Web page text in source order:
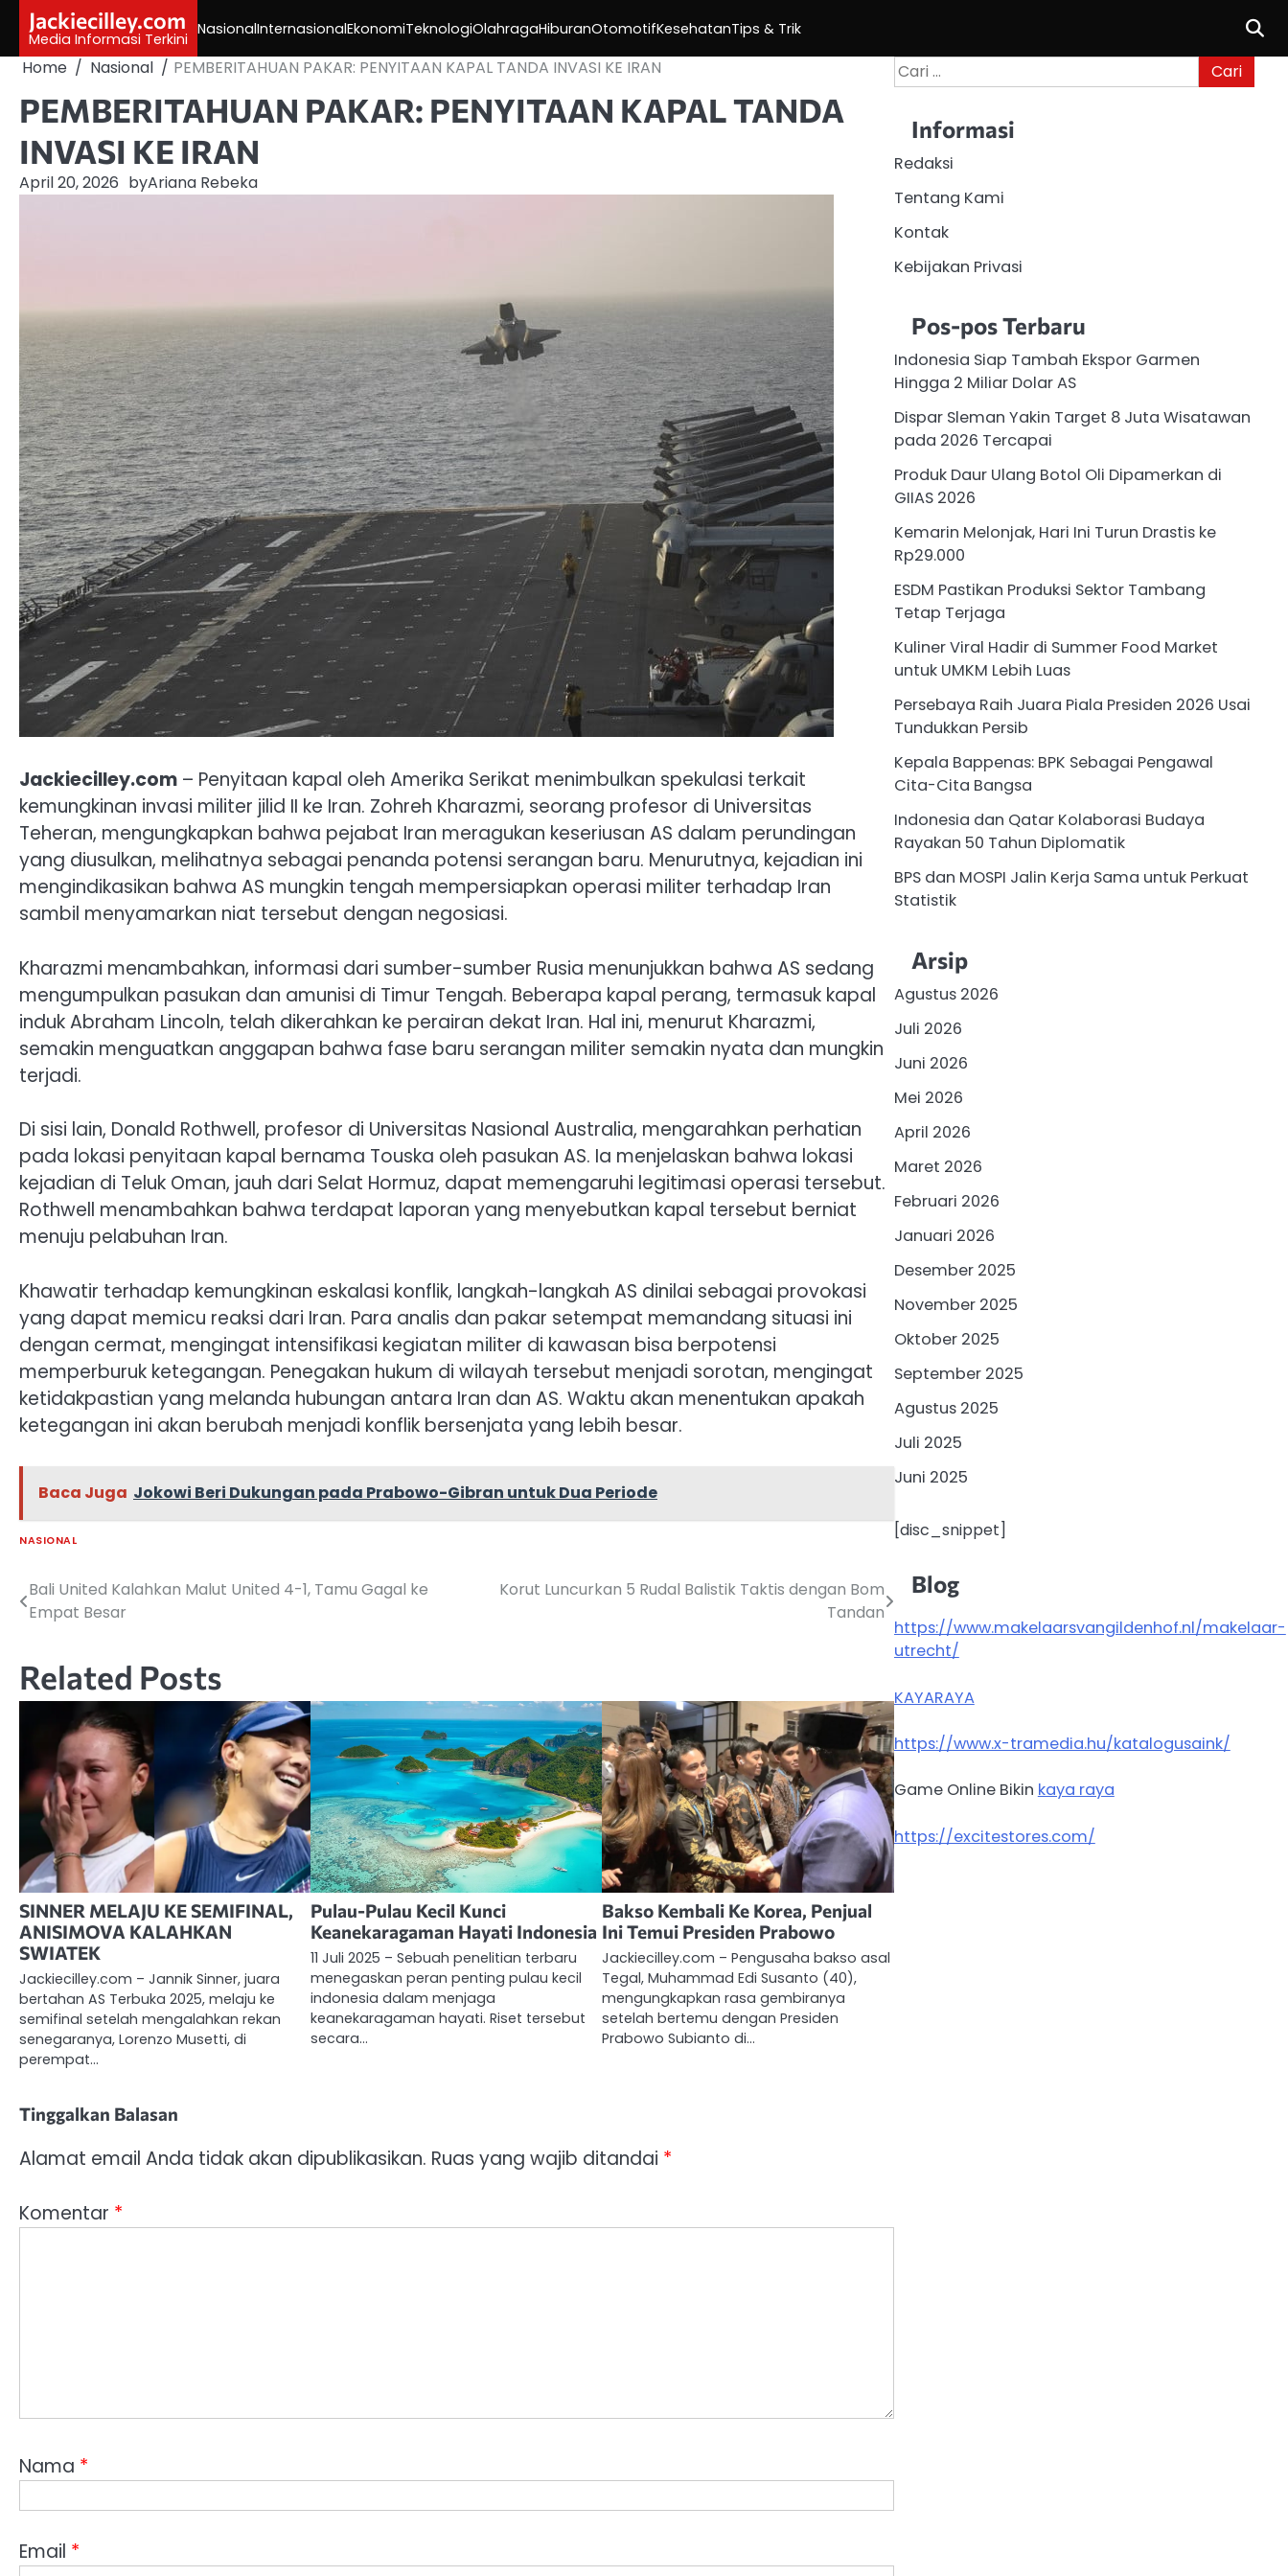
content
Jackiecilley.com
Media Informasi Terkini
NasionalInternasionalEkonomiTeknologiOlahragaHiburanOtomotifKesehatanTips & Trik
Home Nasional PEMBERITAHUAN PAKAR: PENYITAAN KAPAL TANDA INVASI KE IRAN
PEMBERITAHUAN PAKAR: PENYITAAN KAPAL TANDA
INVASI KE IRAN
April 20, 2026 byAriana Rebeka
Jackiecilley.com – Penyitaan kapal oleh Amerika Serikat menimbulkan spekulasi terkait
kemungkinan invasi militer jilid II ke Iran. Zohreh Kharazmi, seorang profesor di Universitas
Teheran, mengungkapkan bahwa pejabat Iran meragukan keseriusan AS dalam perundingan
yang diusulkan, melihatnya sebagai penanda potensi serangan baru. Menurutnya, kejadian ini
mengindikasikan bahwa AS mungkin tengah mempersiapkan operasi militer terhadap Iran
sambil menyamarkan niat tersebut dengan negosiasi.
Kharazmi menambahkan, informasi dari sumber-sumber Rusia menunjukkan bahwa AS sedang
mengumpulkan pasukan dan amunisi di Timur Tengah. Beberapa kapal perang, termasuk kapal
induk Abraham Lincoln, telah dikerahkan ke perairan dekat Iran. Hal ini, menurut Kharazmi,
semakin menguatkan anggapan bahwa fase baru serangan militer semakin nyata dan mungkin
terjadi.
Di sisi lain, Donald Rothwell, profesor di Universitas Nasional Australia, mengarahkan perhatian
pada lokasi penyitaan kapal bernama Touska oleh pasukan AS. Ia menjelaskan bahwa lokasi
kejadian di Teluk Oman, jauh dari Selat Hormuz, dapat memengaruhi legitimasi operasi tersebut.
Rothwell menambahkan bahwa terdapat laporan yang menyebutkan kapal tersebut berniat
menuju pelabuhan Iran.
Khawatir terhadap kemungkinan eskalasi konflik, langkah-langkah AS dinilai sebagai provokasi
yang dapat memicu reaksi dari Iran. Para analis dan pakar setempat memandang situasi ini
dengan cermat, mengingat intensifikasi kegiatan militer di kawasan bisa berpotensi
memperburuk ketegangan. Penegakan hukum di wilayah tersebut menjadi sorotan, mengingat
ketidakpastian yang melanda hubungan antara Iran dan AS. Waktu akan menentukan apakah
ketegangan ini akan berubah menjadi konflik bersenjata yang lebih besar.
Baca Juga Jokowi Beri Dukungan pada Prabowo-Gibran untuk Dua Periode
NASIONAL
Navigasi
pos
Bali United Kalahkan Malut United 4-1, Tamu Gagal ke
Empat Besar
Korut Luncurkan 5 Rudal Balistik Taktis dengan Bom
Tandan
Related Posts
SINNER MELAJU KE SEMIFINAL,
ANISIMOVA KALAHKAN
SWIATEK
Jackiecilley.com – Jannik Sinner, juara
bertahan AS Terbuka 2025, melaju ke
semifinal setelah mengalahkan rekan
senegaranya, Lorenzo Musetti, di
perempat…
Pulau-Pulau Kecil Kunci
Keanekaragaman Hayati Indonesia
11 Juli 2025 – Sebuah penelitian terbaru
menegaskan peran penting pulau kecil
indonesia dalam menjaga
keanekaragaman hayati. Riset tersebut
secara…
Bakso Kembali Ke Korea, Penjual
Ini Temui Presiden Prabowo
Jackiecilley.com – Pengusaha bakso asal
Tegal, Muhammad Edi Susanto (40),
mengungkapkan rasa gembiranya
setelah bertemu dengan Presiden
Prabowo Subianto di…
Tinggalkan Balasan
Alamat email Anda tidak akan dipublikasikan. Ruas yang wajib ditandai *
Komentar *
Nama *
Email *
Cari
untuk:
Informasi
Redaksi
Tentang Kami
Kontak
Kebijakan Privasi
Pos-pos Terbaru
Indonesia Siap Tambah Ekspor Garmen
Hingga 2 Miliar Dolar AS
Dispar Sleman Yakin Target 8 Juta Wisatawan
pada 2026 Tercapai
Produk Daur Ulang Botol Oli Dipamerkan di
GIIAS 2026
Kemarin Melonjak, Hari Ini Turun Drastis ke
Rp29.000
ESDM Pastikan Produksi Sektor Tambang
Tetap Terjaga
Kuliner Viral Hadir di Summer Food Market
untuk UMKM Lebih Luas
Persebaya Raih Juara Piala Presiden 2026 Usai
Tundukkan Persib
Kepala Bappenas: BPK Sebagai Pengawal
Cita-Cita Bangsa
Indonesia dan Qatar Kolaborasi Budaya
Rayakan 50 Tahun Diplomatik
BPS dan MOSPI Jalin Kerja Sama untuk Perkuat
Statistik
Arsip
Agustus 2026
Juli 2026
Juni 2026
Mei 2026
April 2026
Maret 2026
Februari 2026
Januari 2026
Desember 2025
November 2025
Oktober 2025
September 2025
Agustus 2025
Juli 2025
Juni 2025
[disc_snippet]
Blog
https://www.makelaarsvangildenhof.nl/makelaar-
utrecht/
KAYARAYA
https://www.x-tramedia.hu/katalogusaink/
Game Online Bikin kaya raya
https://excitestores.com/